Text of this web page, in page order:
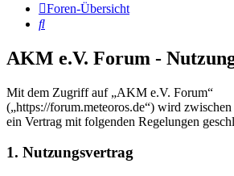
Foren-Übersicht
Suche
AKM e.V. Forum -
Mit dem Zugriff auf „AKM e.V. Forum“
(„https://forum.meteoros.de“) wird
ein Vertrag mit folgenden Regelungen
1. Nutzungsvertrag